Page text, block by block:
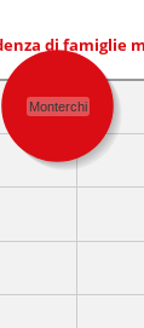
di famiglie
Monterchi